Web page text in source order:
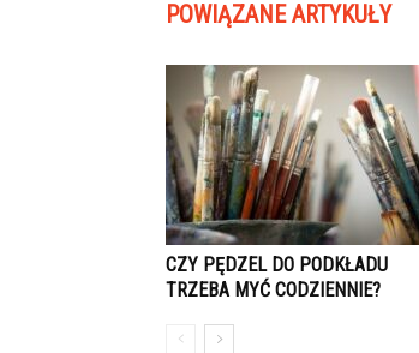
POWIĄZANE ARTYKUŁY
CZY PĘDZEL DO PODKŁADU
TRZEBA MYĆ CODZIENNIE?